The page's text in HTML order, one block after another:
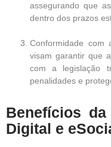
assegurando que
dentro dos prazos
Conformidade com
visam garantir que
com a legislação
penalidades e
Benefícios
Digital e